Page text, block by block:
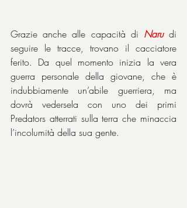
Grazie anche alle capacità di Naru di
seguire le tracce, trovano il cacciatore
ferito. Da quel momento inizia la vera
guerra personale della giovane, che è
indubbiamente un’abile guerriera, ma
dovrà vedersela con uno dei primi
Predators atterrati sulla terra che minaccia
l’incolumità della sua gente.